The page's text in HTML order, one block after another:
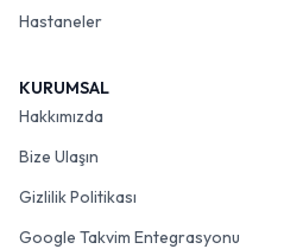
Hastaneler
KURUMSAL
Hakkımızda
Bize Ulaşın
Gizlilik Politikası
Google Takvim Entegrasyonu